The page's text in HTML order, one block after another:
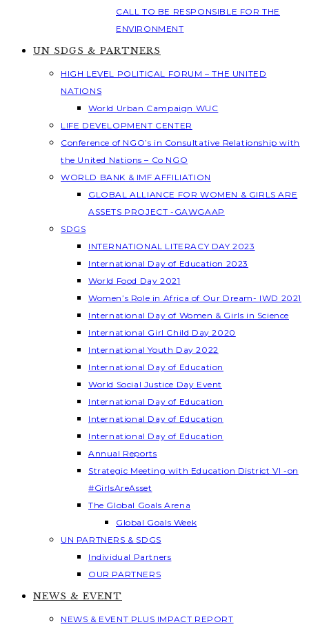
CALL TO BE RESPONSIBLE FOR THE
ENVIRONMENT
UN SDGS & PARTNERS
HIGH LEVEL POLITICAL FORUM – THE UNITED
NATIONS
World Urban Campaign WUC
LIFE DEVELOPMENT CENTER
Conference of NGO’s in Consultative Relationship with
the United Nations – Co NGO
WORLD BANK & IMF AFFILIATION
GLOBAL ALLIANCE FOR WOMEN & GIRLS ARE
ASSETS PROJECT -GAWGAAP
SDGS
INTERNATIONAL LITERACY DAY 2023
International Day of Education 2023
World Food Day 2021
Women’s Role in Africa of Our Dream- IWD 2021
International Day of Women & Girls in Science
International Girl Child Day 2020
International Youth Day 2022
International Day of Education
World Social Justice Day Event
International Day of Education
International Day of Education
International Day of Education
Annual Reports
Strategic Meeting with Education District VI -on
#GirlsAreAsset
The Global Goals Arena
Global Goals Week
UN PARTNERS & SDGS
Individual Partners
OUR PARTNERS
NEWS & EVENT
NEWS & EVENT PLUS IMPACT REPORT